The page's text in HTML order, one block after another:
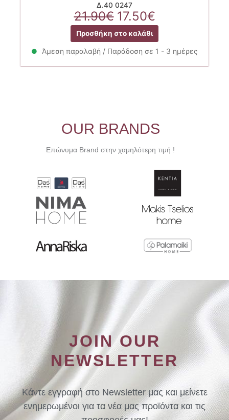
Δ.40 0247
21.90€ Original
price
was:
21.90€.
17.50€Η
τρέχουσα
τιμή
είναι:
Προσθήκη στο καλάθι
Άμεση παραλαβή / Παράδοση σε 1 - 3 ημέρες
OUR BRANDS
Επώνυμα Brand στην χαμηλότερη τιμή !
JOIN OUR
NEWSLETTER
Κάντε εγγραφή στο Newsletter μας και μείνετε
ενημερωμένοι για τα νέα μας προϊόντα και τις